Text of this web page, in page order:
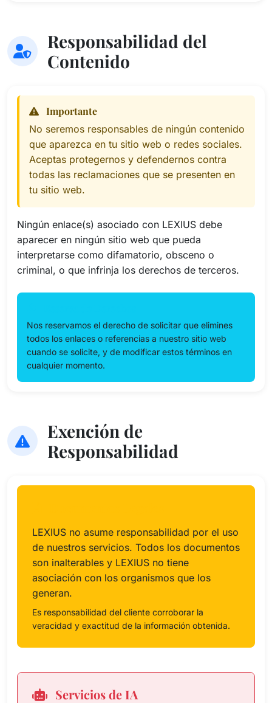
Responsabilidad del
Contenido
Importante
No seremos responsables de ningún contenido
que aparezca en tu sitio web o redes sociales.
Aceptas protegernos y defendernos contra
todas las reclamaciones que se presenten en
tu sitio web.
Ningún enlace(s) asociado con LEXIUS debe
aparecer en ningún sitio web que pueda
interpretarse como difamatorio, obsceno o
criminal, o que infrinja los derechos de terceros.
Nos reservamos el derecho de solicitar que elimines
todos los enlaces o referencias a nuestro sitio web
cuando se solicite, y de modificar estos términos en
cualquier momento.
Exención de
Responsabilidad
LEXIUS no asume responsabilidad por el uso
de nuestros servicios. Todos los documentos
son inalterables y LEXIUS no tiene
asociación con los organismos que los
generan.
Es responsabilidad del cliente corroborar la
veracidad y exactitud de la información obtenida.
Servicios de IA